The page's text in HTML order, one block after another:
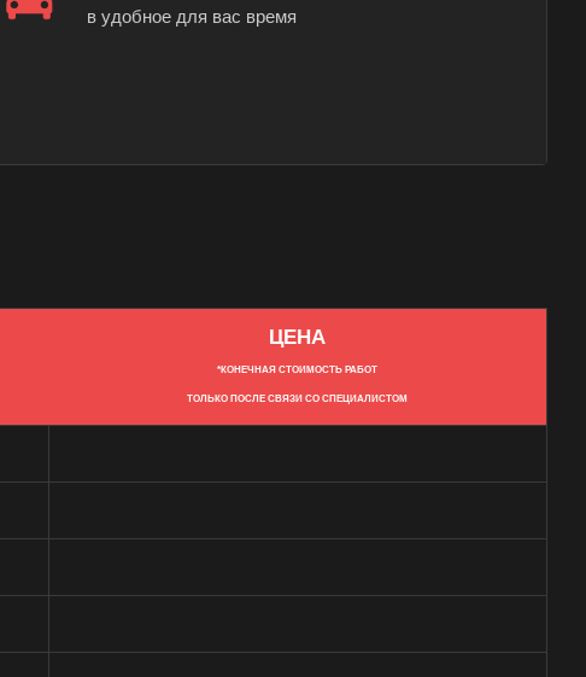
в удобное для вас время
ЦЕНА
*КОНЕЧНАЯ СТОИМОСТЬ РАБОТ
ТОЛЬКО ПОСЛЕ СВЯЗИ СО СПЕЦИАЛИСТОМ